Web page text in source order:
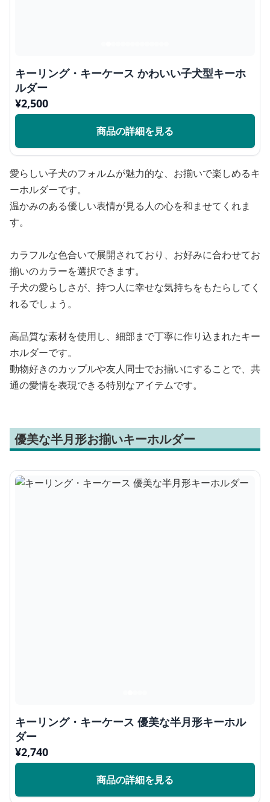
キーリング・キーケース かわいい子犬型キーホ
ルダー
¥2,500
商品の詳細を見る
愛らしい子犬のフォルムが魅力的な、お揃いで楽しめるキ
ーホルダーです。
温かみのある優しい表情が見る人の心を和ませてくれま
す。
カラフルな色合いで展開されており、お好みに合わせてお
揃いのカラーを選択できます。
子犬の愛らしさが、持つ人に幸せな気持ちをもたらしてく
れるでしょう。
高品質な素材を使用し、細部まで丁寧に作り込まれたキー
ホルダーです。
動物好きのカップルや友人同士でお揃いにすることで、共
通の愛情を表現できる特別なアイテムです。
優美な半月形お揃いキーホルダー
キーリング・キーケース 優美な半月形キーホル
ダー
¥2,740
商品の詳細を見る